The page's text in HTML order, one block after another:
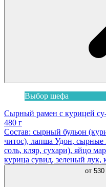
Выбор шефа
Сырный рамен с курицей
480 г
Состав: сырный бульон
читос), лапша Удон, сырные
соль, кляр, сухари), яйцо
курица сувид, зеленый
от 530